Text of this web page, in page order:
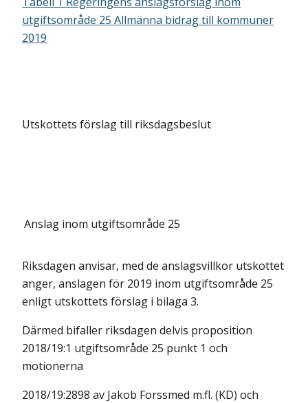
utgiftsområde 25 Allmänna bidrag till kommuner
2019
Utskottets förslag till riksdagsbeslut
Anslag inom utgiftsområde 25
Riksdagen anvisar, med de anslagsvillkor utskottet
anger, anslagen för 2019 inom utgiftsområde 25
enligt utskottets förslag i bilaga 3.
Därmed bifaller riksdagen delvis proposition
2018/19:1 utgiftsområde 25 punkt 1 och
motionerna
2018/19:2898 av Jakob Forssmed m.fl. (KD) och